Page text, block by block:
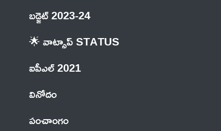
బడ్జెట్ 2023-24
🌟 వాట్సాప్ STATUS
ఐపీఎల్ 2021
వినోదం
పంచాంగం